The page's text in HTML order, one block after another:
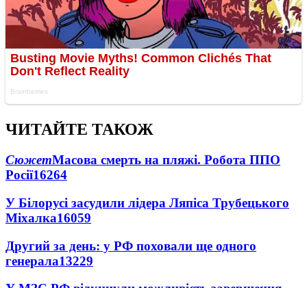
ЧИТАЙТЕ ТАКОЖ
СюжетМасова смерть на пляжі. Робота ППО
Росії16264
У Білорусі засудили лідера Ляпіса Трубецького
Міхалка16059
Другий за день: у РФ поховали ще одного
генерала13229